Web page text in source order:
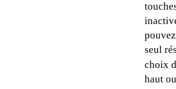
seul
choix
haut